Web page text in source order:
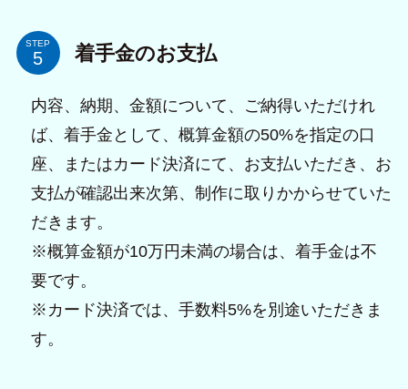
STEP 着手金のお支払
内容、納期、金額について、ご納得いただけれ
ば、着手金として、概算金額の50%を指定の口
座、またはカード決済にて、お支払いただき、お
支払が確認出来次第、制作に取りかからせていた
だきます。
※概算金額が10万円未満の場合は、着手金は不
要です。
※カード決済では、手数料5%を別途いただきま
す。